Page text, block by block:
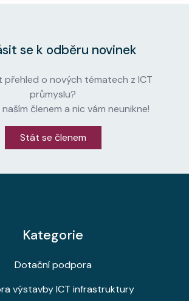
se k odběru novinek
přehled o nových tématech z ICT
průmyslu?
členem a nic vám neunikne!
Stát se členem
Kategorie
Dotační podpora
výstavby ICT infrastruktury